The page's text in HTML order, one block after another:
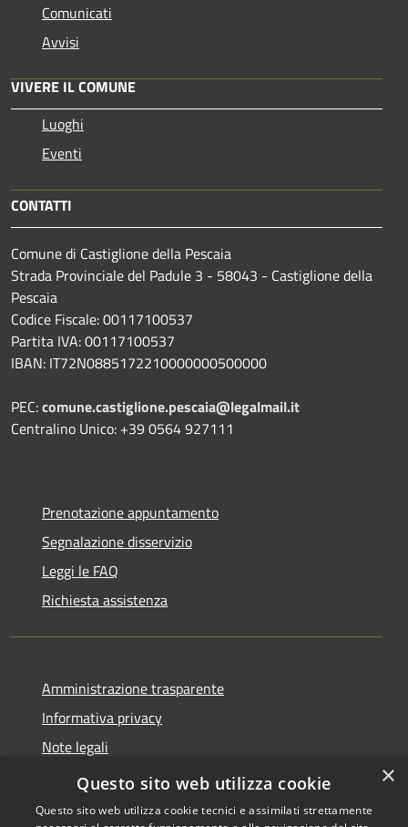
Comunicati
Avvisi
VIVERE IL COMUNE
Luoghi
Eventi
CONTATTI
Comune di Castiglione della Pescaia
Strada Provinciale del Padule 3 - 58043 - Castiglione della
Pescaia
Codice Fiscale: 00117100537
Partita IVA: 00117100537
IBAN: IT72N0885172210000000500000
PEC:comune.castiglione.pescaia@legalmail.it
Centralino Unico: +39 0564 927111
Prenotazione appuntamento
Segnalazione disservizio
Leggi le FAQ
Richiesta assistenza
Amministrazione trasparente
Informativa privacy
Note legali
Dichiarazione di accessibilità
×
Questo sito web utilizza cookie
Questo sito web utilizza cookie tecnici e assimilati strettamente